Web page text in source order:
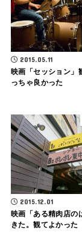
2015.05.11
映画「セッション
っちゃ良かった
2015.12.01
映画「ある精肉店の
きた。観てよかった